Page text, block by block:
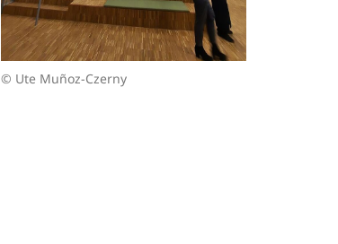
© Ute Muñoz-Czerny